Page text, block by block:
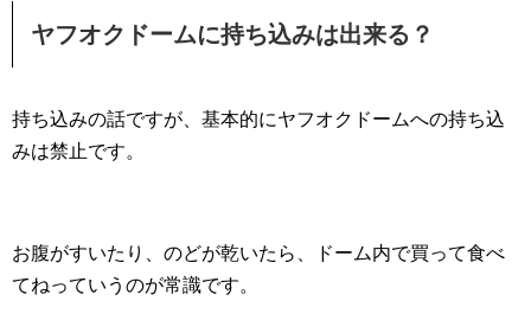
ヤフオクドームに持ち込みは出来る？
持ち込みの話ですが、基本的にヤフオクドームへの持ち込
みは禁止です。
お腹がすいたり、のどが乾いたら、ドーム内で買って食べ
てねっていうのが常識です。